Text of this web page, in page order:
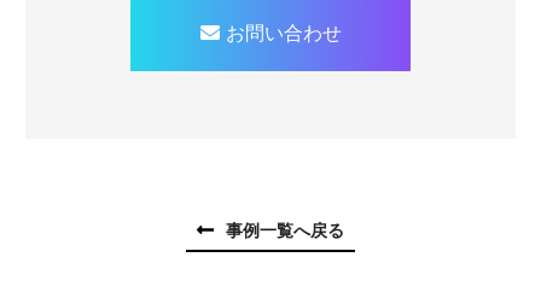
お問い合わせ
事例一覧へ戻る